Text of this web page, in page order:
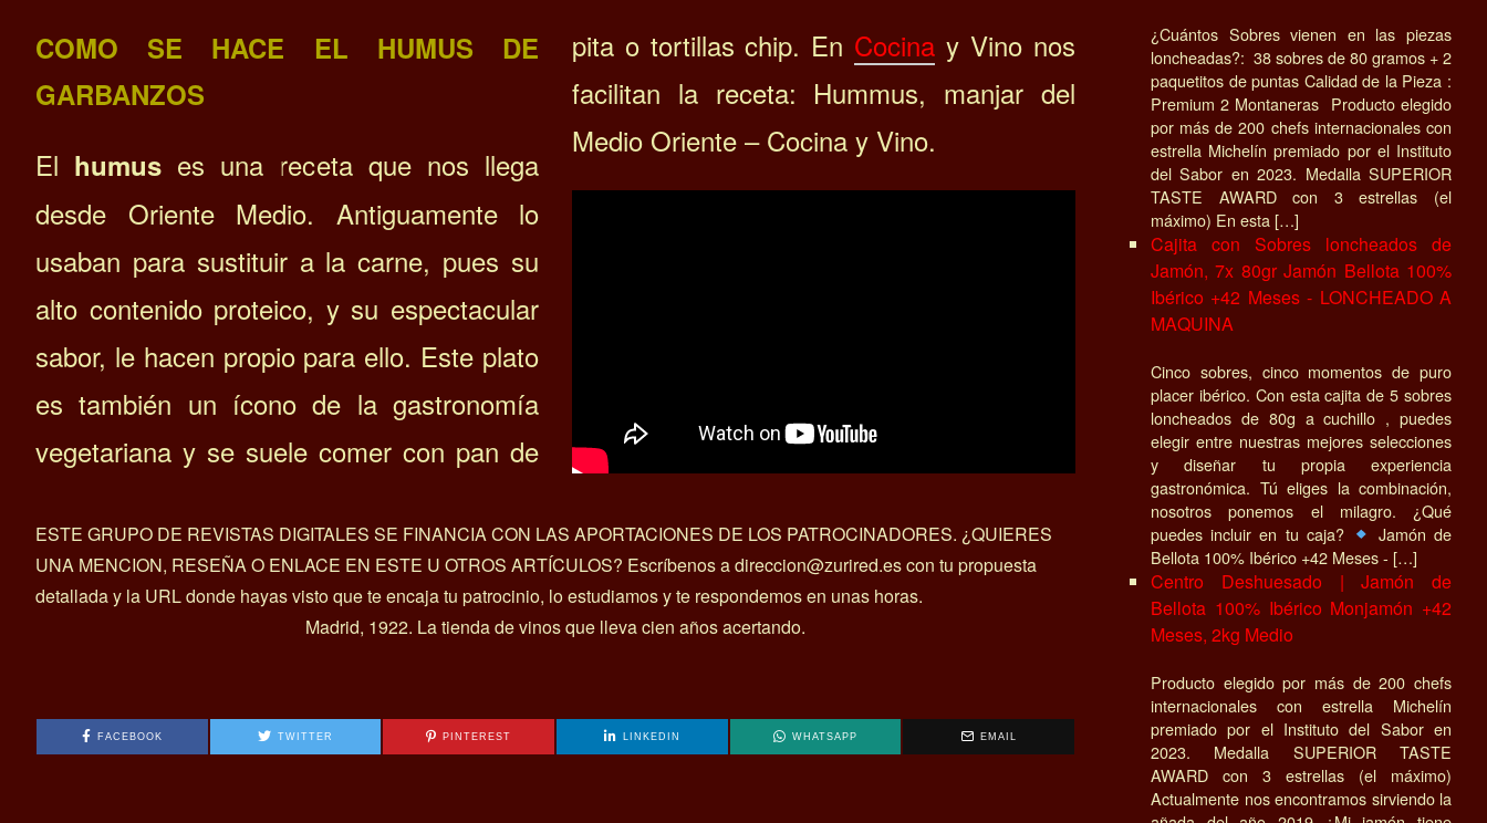
COMO SE HACE EL HUMUS DE
GARBANZOS
El humus es una receta que nos llega
desde Oriente Medio. Antiguamente lo
usaban para sustituir a la carne, pues su
alto contenido proteico, y su espectacular
sabor, le hacen propio para ello. Este plato
es también un ícono de la gastronomía
vegetariana y se suele comer con pan de
pita o tortillas chip. En Cocina y Vino nos
facilitan la receta: Hummus, manjar del
Medio Oriente – Cocina y Vino.
ESTE GRUPO DE REVISTAS DIGITALES SE FINANCIA CON LAS APORTACIONES DE LOS PATROCINADORES. ¿QUIERES
UNA MENCION, RESEÑA O ENLACE EN ESTE U OTROS ARTÍCULOS? Escríbenos a direccion@zurired.es con tu propuesta
detallada y la URL donde hayas visto que te encaja tu patrocinio, lo estudiamos y te respondemos en unas horas.
Madrid, 1922. La tienda de vinos que lleva cien años acertando.
FACEBOOK TWITTER PINTEREST LINKEDIN WHATSAPP EMAIL
¿Cuántos Sobres vienen en las piezas
loncheadas?: 38 sobres de 80 gramos + 2
paquetitos de puntas Calidad de la Pieza :
Premium 2 Montaneras Producto elegido
por más de 200 chefs internacionales con
estrella Michelín premiado por el Instituto
del Sabor en 2023. Medalla SUPERIOR
TASTE AWARD con 3 estrellas (el
máximo) En esta […]
Cajita con Sobres loncheados de
Jamón, 7x 80gr Jamón Bellota 100%
Ibérico +42 Meses - LONCHEADO A
MAQUINA
Cinco sobres, cinco momentos de puro
placer ibérico. Con esta cajita de 5 sobres
loncheados de 80g a cuchillo , puedes
elegir entre nuestras mejores selecciones
y diseñar tu propia experiencia
gastronómica. Tú eliges la combinación,
nosotros ponemos el milagro. ¿Qué
puedes incluir en tu caja?
Jamón de
Bellota 100% Ibérico +42 Meses - […]
Centro Deshuesado | Jamón de
Bellota 100% Ibérico Monjamón +42
Meses, 2kg Medio
Producto elegido por más de 200 chefs
internacionales con estrella Michelín
premiado por el Instituto del Sabor en
2023. Medalla SUPERIOR TASTE
AWARD con 3 estrellas (el máximo)
Actualmente nos encontramos sirviendo la